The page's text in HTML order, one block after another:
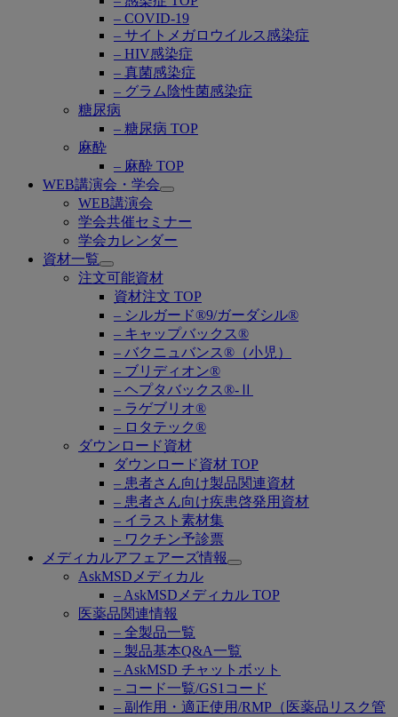
– COVID-19
– サイトメガロウイルス感染症
– HIV感染症
– 真菌感染症
– グラム陰性菌感染症
糖尿病
– 糖尿病 TOP
麻酔
– 麻酔 TOP
WEB講演会・学会
Open
WEB講演会
学会共催セミナー
学会カレンダー
資材一覧
Open
submenu
注文可能資材
資材注文 TOP
– シルガード®9/ガーダシル®
– キャップバックス®
– バクニュバンス®（小児）
– ブリディオン®
– ヘプタバックス®-Ⅱ
– ラゲブリオ®
– ロタテック®
ダウンロード資材
ダウンロード資材 TOP
– 患者さん向け製品関連資材
– 患者さん向け疾患啓発用資材
– イラスト素材集
– ワクチン予診票
メディカルアフェアーズ情報
Open
AskMSDメディカル
– AskMSDメディカル TOP
医薬品関連情報
– 全製品一覧
– 製品基本Q&A一覧
– AskMSD チャットボット
– コード一覧/GS1コード
– 副作用・適正使用/RMP（医薬品リスク管